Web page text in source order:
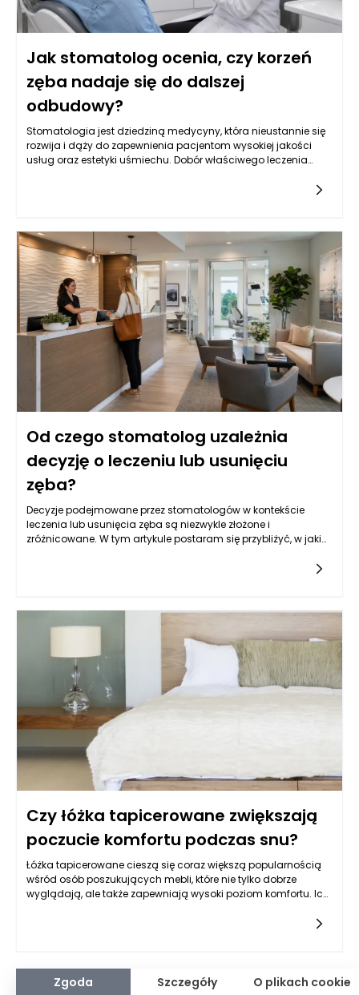
Jak stomatolog ocenia, czy korzeń
zęba nadaje się do dalszej
odbudowy?
Stomatologia jest dziedziną medycyny, która nieustannie się
rozwija i dąży do zapewnienia pacjentom wysokiej jakości
usług oraz estetyki uśmiechu. Dobór właściwego leczenia
korzeni zęba, może wymagać zaawansowanej diagnostyki
dysponuje narzędziami oraz wiedzą, aby dokładnie ocenić,
czy korzeń zęba nadaje się do dalszej odbudowy. Dzięki
nowoczesnym technologiom, takim jak zdjęcia rentgenowskie
czy tomografia komputerowa, można mieć pewność, że
podejmowane decyzje są zawsze oparte na rzetelnych
danych.
Od czego stomatolog uzależnia
decyzję o leczeniu lub usunięciu
zęba?
Decyzje podejmowane przez stomatologów w kontekście
leczenia lub usunięcia zęba są niezwykle złożone i
zróżnicowane. W tym artykule postaram się przybliżyć, w jaki
zębów i jakie czynniki mają wpływ na wybór konkretnej metody
każda decyzja jest poprzedzona dokładną analizą
diagnostyczną oraz indywidualnym planowaniem leczenia.
Czy łóżka tapicerowane zwiększają
poczucie komfortu podczas snu?
Łóżka tapicerowane cieszą się coraz większą popularnością
wśród osób poszukujących mebli, które nie tylko dobrze
wyglądają, ale także zapewniają wysoki poziom komfortu. Ich
ogólne poczucie komfortu podczas wypoczynku.
Zgoda Szczegóły O plikach cookie